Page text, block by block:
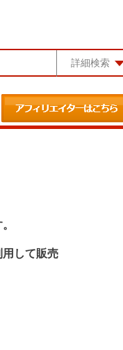
詳細検索
して販売